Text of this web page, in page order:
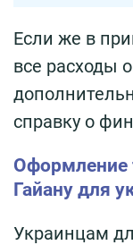
Если же в
все расходы
справку о
Оформление
Гайану для
Украинцам